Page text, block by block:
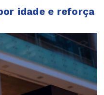
idade e reforça